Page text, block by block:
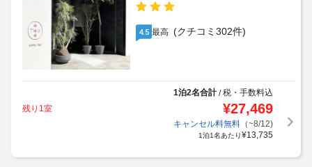
4.5 最高 (クチコミ302件)
1泊2名合計/税・手数料込
残り1室
¥27,469
キャンセル料無料（~8/12)
1泊1名あたり¥13,735